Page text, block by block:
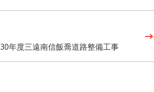
年度三遠南信飯喬道路整備工事